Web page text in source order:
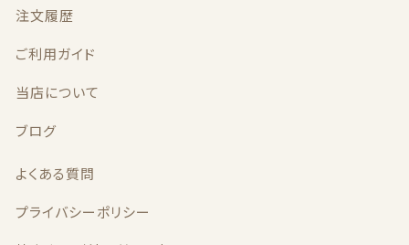
注文履歴
ご利用ガイド
当店について
ブログ
よくある質問
プライバシーポリシー